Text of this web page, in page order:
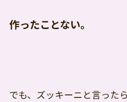
作ったことない。
でも、ズッキーニと言った